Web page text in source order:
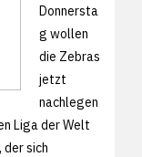
Donnersta
g wollen
die Zebras
jetzt
nachlegen
Liga der Welt
der sich